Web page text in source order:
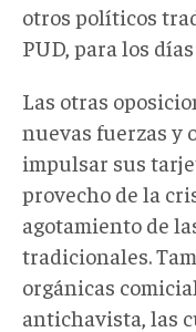
otros políticos
PUD, para los días
Las otras
nuevas fuerzas y
impulsar sus
provecho de la
agotamiento de
tradicionales.
orgánicas
antichavista, las